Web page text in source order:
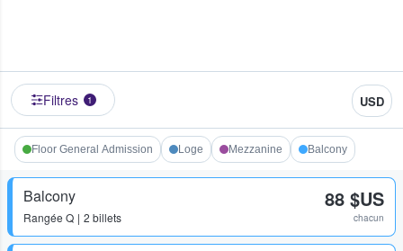
Filtres 1 USD
Floor General Admission Loge Mezzanine Balcony
Balcony
Rangée Q 2 billets
88 $US
chacun